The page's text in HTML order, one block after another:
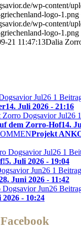
wp-content/
logo-1.png
wp-content/
logo-1.png
21 11:47:13Dalia
14. Juli 2026 - 21:16
dem Zorro-Hof14.
Projekt
5. Juli 2026 - 19:04
Juni 2026 - 11:42
2026 - 10:24